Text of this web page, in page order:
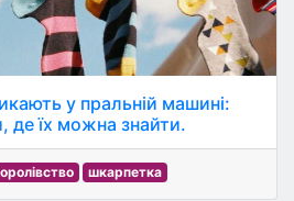
у пральній машині:
де їх можна знайти.
шкарпетка